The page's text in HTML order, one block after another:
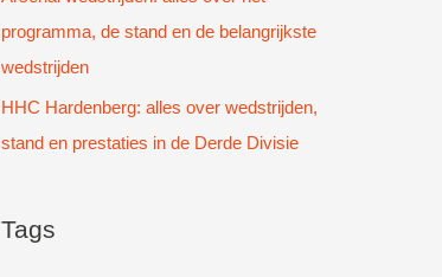
programma, de stand en de belangrijkste
wedstrijden
HHC Hardenberg: alles over wedstrijden,
stand en prestaties in de Derde Divisie
Tags